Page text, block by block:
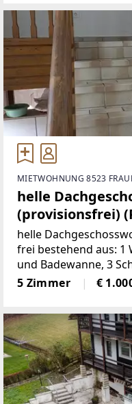
MIETWOHNUNG 8523
helle
(provisionsfrei)
helle
frei bestehend aus: 1
und Badewanne, 3
Wohnzimmermit
möbelierte Küche, 1
5 Zimmer €